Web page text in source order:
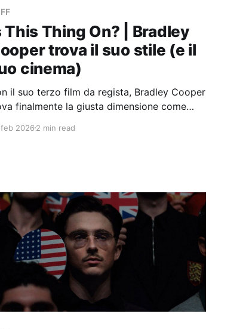
This Thing On? | Bradley
trova il suo stile (e il
cinema)
il suo terzo film da regista, Bradley Cooper
finalmente la giusta dimensione come
20262 min read